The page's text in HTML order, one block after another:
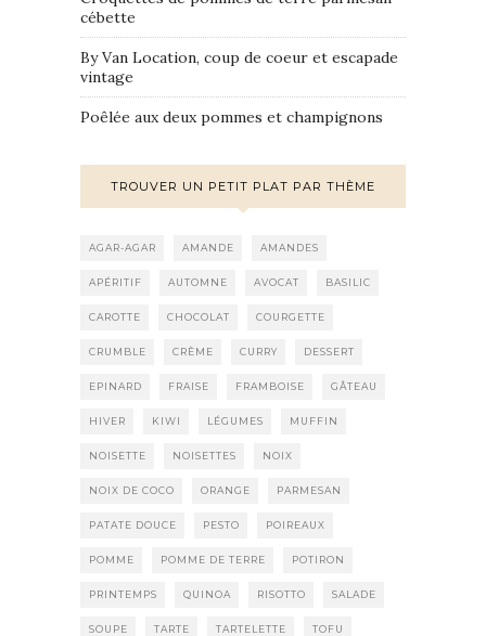
cébette
By Van Location, coup de coeur et escapade
vintage
Poêlée aux deux pommes et champignons
TROUVER UN PETIT PLAT PAR THÈME
AGAR-AGAR AMANDE AMANDES
APÉRITIF AUTOMNE AVOCAT BASILIC
CAROTTE CHOCOLAT COURGETTE
CRUMBLE CRÈME CURRY DESSERT
EPINARD FRAISE FRAMBOISE GÂTEAU
HIVER KIWI LÉGUMES MUFFIN
NOISETTE NOISETTES NOIX
NOIX DE COCO ORANGE PARMESAN
PATATE DOUCE PESTO POIREAUX
POMME POMME DE TERRE POTIRON
PRINTEMPS QUINOA RISOTTO SALADE
SOUPE TARTE TARTELETTE TOFU